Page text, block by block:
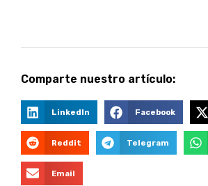
Comparte nuestro artículo:
LinkedIn Facebook
Reddit Telegram
Email